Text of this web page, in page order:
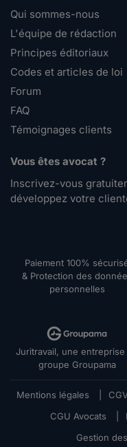
Qui sommes-nous
L'équipe de rédaction
Principes éditoriaux
Codes et articles de loi
Forum
FAQ
Témoignages clients
Vous êtes avocat ?
Inscrivez-vous
développez votre
Paiement 100%
& Protection des
personnelles
Juritravail, une entreprise
groupe Groupama
Mentions légales
CGU Avocats
Gestion